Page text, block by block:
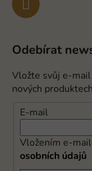
Odebírat
Vložte svůj e-
nových
E-mail
Vložením e-
osobních údajů